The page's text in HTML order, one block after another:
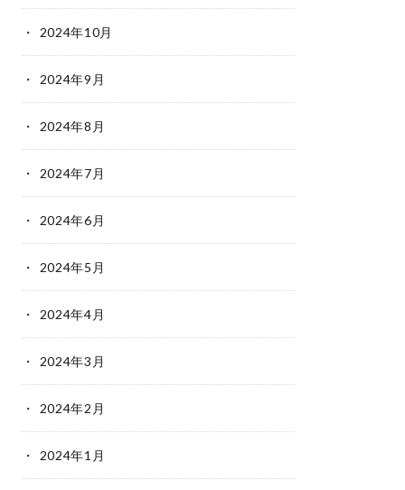
2024年10月
2024年9月
2024年8月
2024年7月
2024年6月
2024年5月
2024年4月
2024年3月
2024年2月
2024年1月